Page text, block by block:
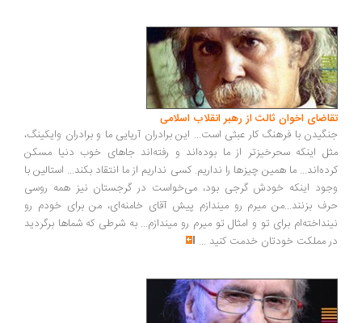
اخوان ثالث از رهبر انقلاب اسلامی
با فرهنگ کار عبثی است... این برادران آریایی ما و برادران وایکینگ،
اینکه سحرخیزتر از ما بوده‌اند و رفته‌اند جاهای خوب دنیا مسکن
ما همین چیزها را نداریم. کسی نداریم از ما انتقاد بکند... استالین با
اینکه خودش گرجی بود، می‌خواست در گرجستان نیز همه روسی
بزنند...من میرم رو میندازم پیش آقای خامنه‌ای، من برای خودم رو
برای تو و امثال تو میرم رو میندازم... به شرطی که شماها برگردید
مملکت خودتان خدمت کنید...